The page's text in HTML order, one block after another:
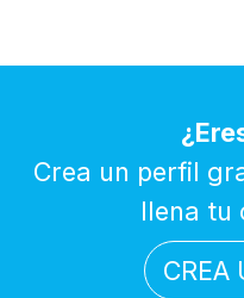
Crea un perfil
llena tu
CREA